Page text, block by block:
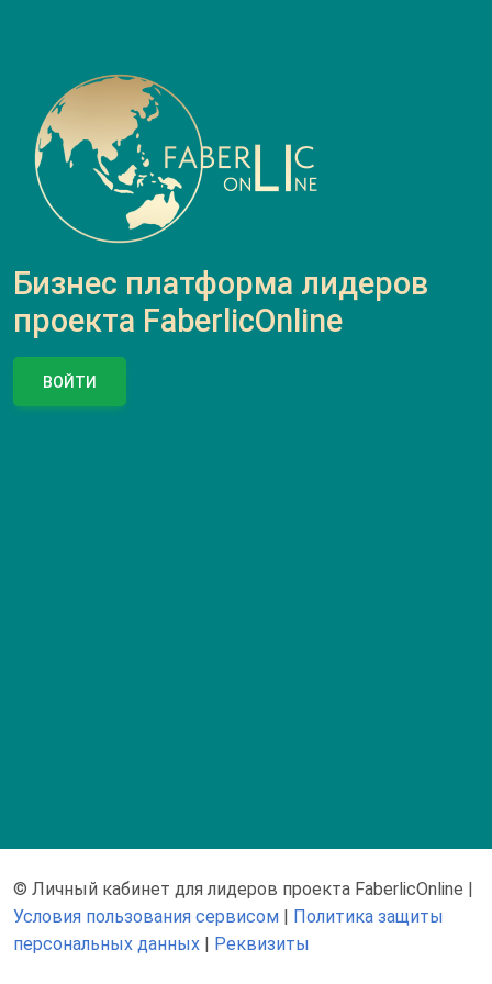
Бизнес платформа лидеров
проекта FaberlicOnline
ВОЙТИ
© Личный кабинет для лидеров проекта FaberlicOnline |
Условия пользования сервисом | Политика защиты
персональных данных | Реквизиты